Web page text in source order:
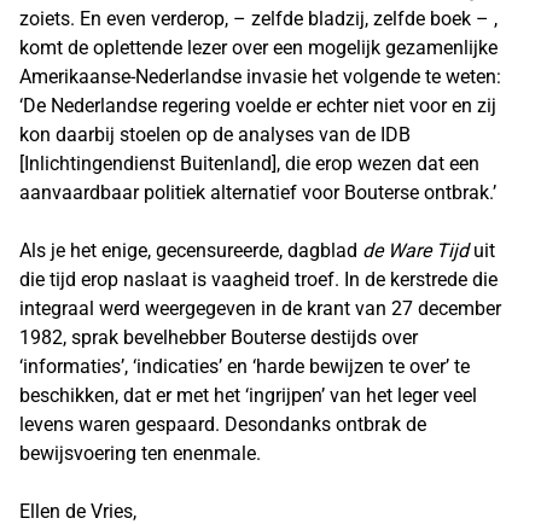
zoiets. En even verderop, – zelfde bladzij, zelfde boek – ,
komt de oplettende lezer over een mogelijk gezamenlijke
Amerikaanse-Nederlandse invasie het volgende te weten:
‘De Nederlandse regering voelde er echter niet voor en zij
kon daarbij stoelen op de analyses van de IDB
[Inlichtingendienst Buitenland], die erop wezen dat een
aanvaardbaar politiek alternatief voor Bouterse ontbrak.’
Als je het enige, gecensureerde, dagblad de Ware Tijduit
die tijd erop naslaat is vaagheid troef. In de kerstrede die
integraal werd weergegeven in de krant van 27 december
1982, sprak bevelhebber Bouterse destijds over
‘informaties’, ‘indicaties’ en ‘harde bewijzen te over’ te
beschikken, dat er met het ‘ingrijpen’ van het leger veel
levens waren gespaard. Desondanks ontbrak de
bewijsvoering ten enenmale.
Ellen de Vries,